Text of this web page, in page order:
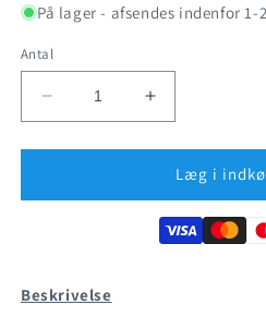
På lager - afsendes indenfor 1-
Antal
Reducer
antallet
for
-
Øg
antallet
for
Aluminium
-
Vinkelprofil
80x30mm
Læg i
Beskrivelse